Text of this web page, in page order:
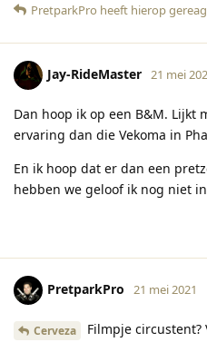
PretparkPro heeft hierop
Jay-RideMaster 21 mei
Dan hoop ik op een B&M. Lijkt
ervaring dan die Vekoma in
En ik hoop dat er dan een
hebben we geloof ik nog niet
PretparkPro 21 mei 2021
Cerveza Filmpje circustent?